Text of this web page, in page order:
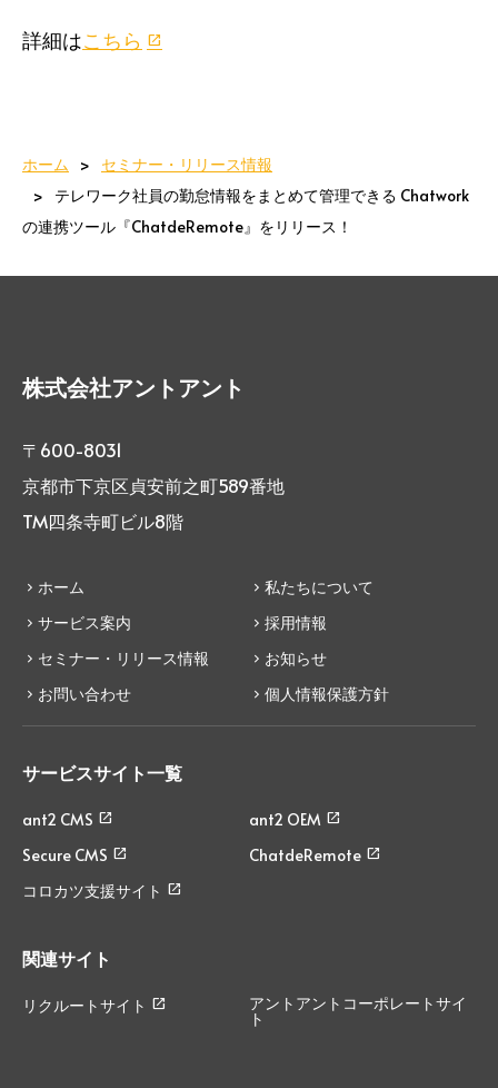
詳細はこちら
ホーム
セミナー・リリース情報
テレワーク社員の勤怠情報をまとめて管理できる Chatwork
の連携ツール『ChatdeRemote』をリリース！
株式会社アントアント
〒600-8031
京都市下京区貞安前之町589番地
TM四条寺町ビル8階
ホーム
私たちについて
サービス案内
採用情報
セミナー・リリース情報
お知らせ
お問い合わせ
個人情報保護方針
サービスサイト一覧
ant2 CMS
ant2 OEM
Secure CMS
ChatdeRemote
コロカツ支援サイト
関連サイト
リクルートサイト アントアントコーポレートサイ
ト